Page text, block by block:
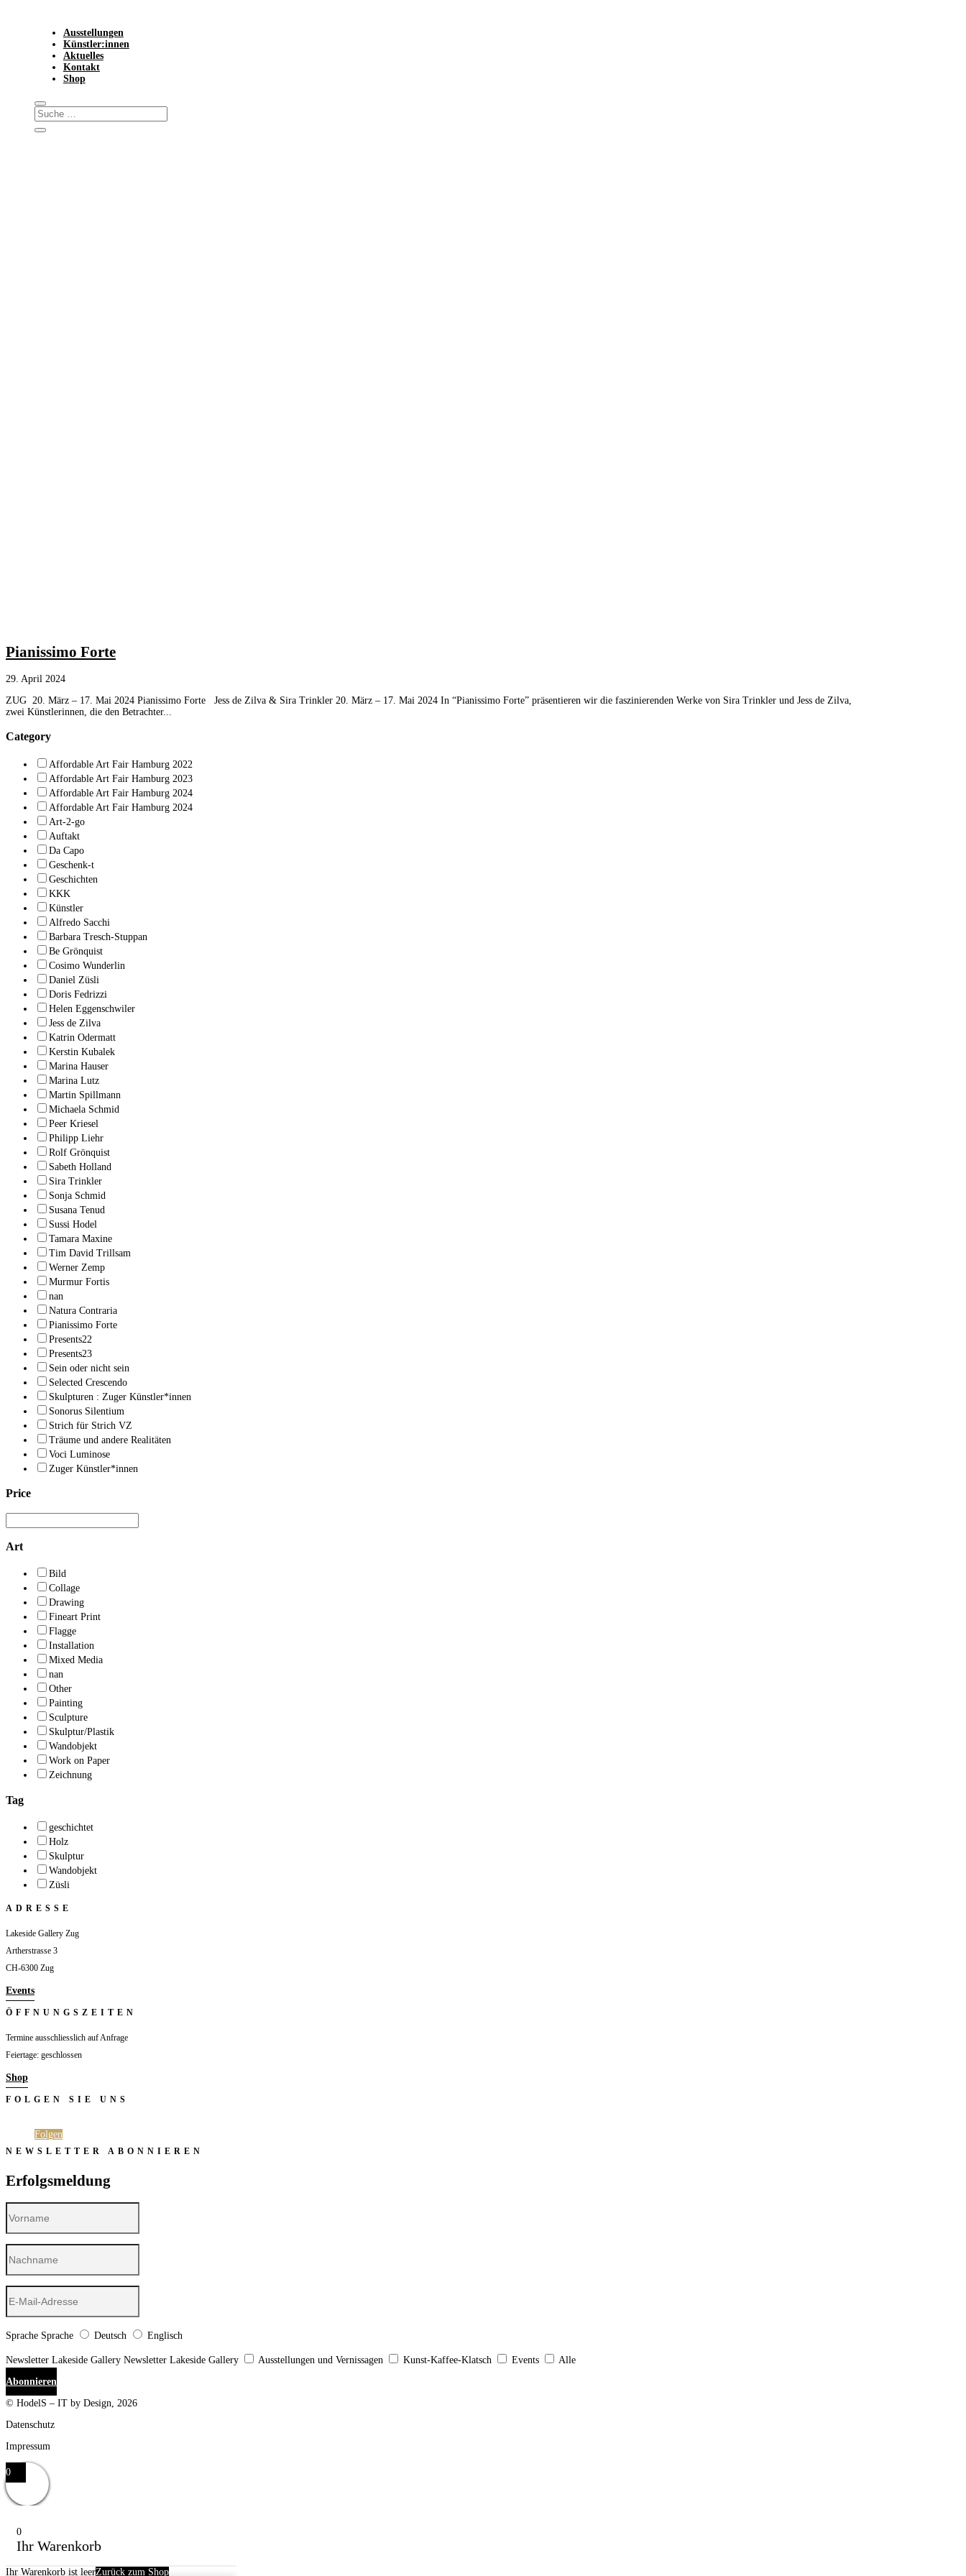
Ausstellungen
Künstler:innen
Aktuelles
Kontakt
Shop
Pianissimo Forte
29. April 2024
ZUG 20. März – 17. Mai 2024 Pianissimo Forte Jess de Zilva & Sira Trinkler 20. März – 17. Mai 2024 In “Pianissimo Forte” präsentieren wir die faszinierenden Werke von Sira Trinkler und Jess de Zilva,
zwei Künstlerinnen, die den Betrachter...
Category
Affordable Art Fair Hamburg 2022
Affordable Art Fair Hamburg 2023
Affordable Art Fair Hamburg 2024
Affordable Art Fair Hamburg 2024
Art-2-go
Auftakt
Da Capo
Geschenk-t
Geschichten
KKK
Künstler
Alfredo Sacchi
Barbara Tresch-Stuppan
Be Grönquist
Cosimo Wunderlin
Daniel Züsli
Doris Fedrizzi
Helen Eggenschwiler
Jess de Zilva
Katrin Odermatt
Kerstin Kubalek
Marina Hauser
Marina Lutz
Martin Spillmann
Michaela Schmid
Peer Kriesel
Philipp Liehr
Rolf Grönquist
Sabeth Holland
Sira Trinkler
Sonja Schmid
Susana Tenud
Sussi Hodel
Tamara Maxine
Tim David Trillsam
Werner Zemp
Murmur Fortis
nan
Natura Contraria
Pianissimo Forte
Presents22
Presents23
Sein oder nicht sein
Selected Crescendo
Skulpturen : Zuger Künstler*innen
Sonorus Silentium
Strich für Strich VZ
Träume und andere Realitäten
Voci Luminose
Zuger Künstler*innen
Price
Art
Bild
Collage
Drawing
Fineart Print
Flagge
Installation
Mixed Media
nan
Other
Painting
Sculpture
Skulptur/Plastik
Wandobjekt
Work on Paper
Zeichnung
Tag
geschichtet
Holz
Skulptur
Wandobjekt
Züsli
ADRESSE
Lakeside Gallery Zug
Artherstrasse 3
CH-6300 Zug
Events
ÖFFNUNGSZEITEN
Termine ausschliesslich auf Anfrage
Feiertage: geschlossen
Shop
FOLGEN SIE UNS
Folgen
NEWSLETTER ABONNIEREN
Erfolgsmeldung
Sprache Sprache Deutsch Englisch
Newsletter Lakeside Gallery Newsletter Lakeside Gallery Ausstellungen und Vernissagen Kunst-Kaffee-Klatsch Events
Alle
Abonnieren
© HodelS – IT by Design, 2026
Datenschutz
Impressum
0
0
Ihr Warenkorb
Ihr Warenkorb ist leerZurück zum Shop